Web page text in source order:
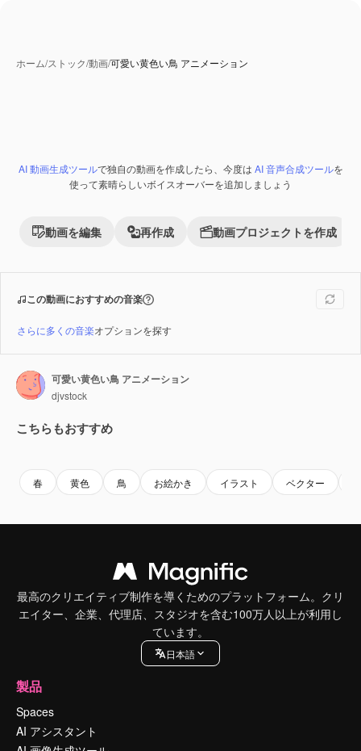
ホーム/ストック/動画/可愛い黄色い鳥 アニメーション
Premium
AI 動画生成ツールで独自の動画を作成したら、今度は AI 音声合成ツールを
使って素晴らしいボイスオーバーを追加しましょう
動画を編集 再作成 動画プロジェクトを作成
この動画におすすめの音楽
さらに多くの音楽オプションを探す
可愛い黄色い鳥 アニメーション
djvstock
こちらもおすすめ
春 黄色 鳥 お絵かき イラスト ベクター
最高のクリエイティブ制作を導くためのプラットフォーム。クリ
エイター、企業、代理店、スタジオを含む100万人以上が利用し
ています。
日本語
製品
Spaces
AI アシスタント